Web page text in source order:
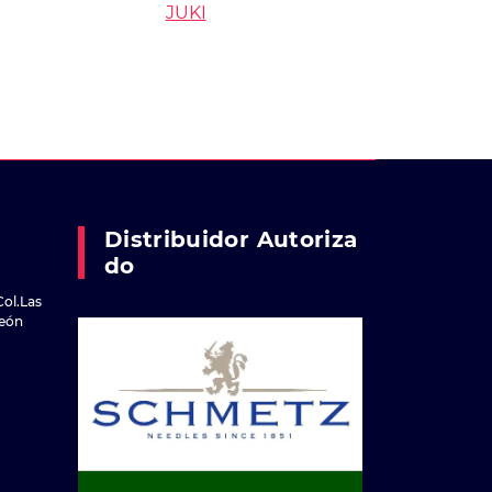
JUKI
Distribuidor Autoriza
Do